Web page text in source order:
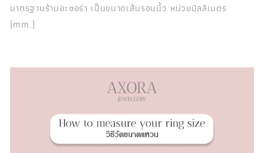
มาตรฐานร้านอะซอร่า เป็นขนาดเส้นรอบนิ้ว หน่วยมิลลิเมตร
(mm.)